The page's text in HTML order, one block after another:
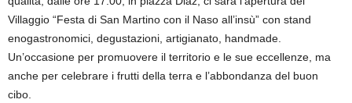
Villaggio “Festa di San Martino con il Naso all’insù” con stand
enogastronomici, degustazioni, artigianato, handmade.
Un’occasione per promuovere il territorio e le sue eccellenze, ma
anche per celebrare i frutti della terra e l’abbondanza del buon
cibo.